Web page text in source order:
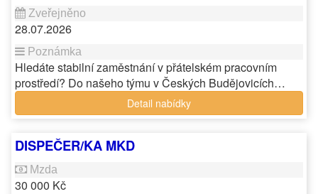
28.07.2026
Hledáte stabilní zaměstnání v přátelském pracovním
prostředí? Do našeho týmu v Českých Budějovicích…
Detail nabídky
DISPEČER/KA MKD
30 000 Kč